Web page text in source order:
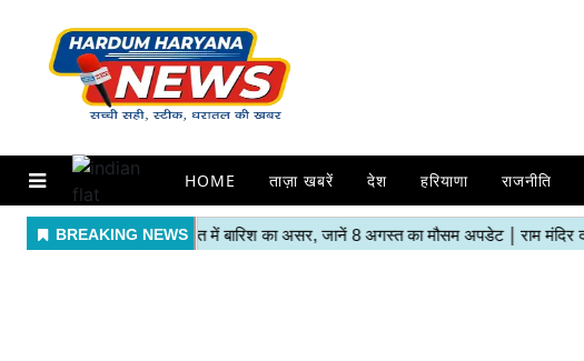
HOME ताज़ा खबरें देश हरियाणा राजनीति